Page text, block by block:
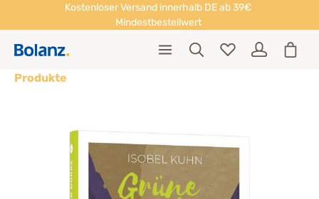
Kostenloser Versand innerhalb DE ab 39€
Mindestbestellwert
Produkte